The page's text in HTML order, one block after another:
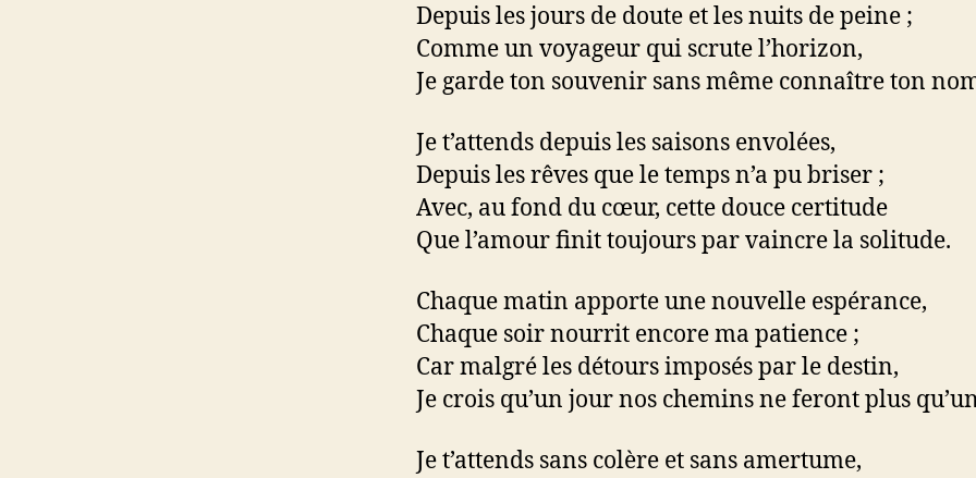
Depuis les jours de doute et les nuits de peine ;
Comme un voyageur qui scrute l’horizon,
Je garde ton souvenir sans même connaître ton
Je t’attends depuis les saisons envolées,
Depuis les rêves que le temps n’a pu briser ;
Avec, au fond du cœur, cette douce certitude
Que l’amour finit toujours par vaincre la solitude.
Chaque matin apporte une nouvelle espérance,
Chaque soir nourrit encore ma patience ;
Car malgré les détours imposés par le destin,
Je crois qu’un jour nos chemins ne feront plus
Je t’attends sans colère et sans amertume,